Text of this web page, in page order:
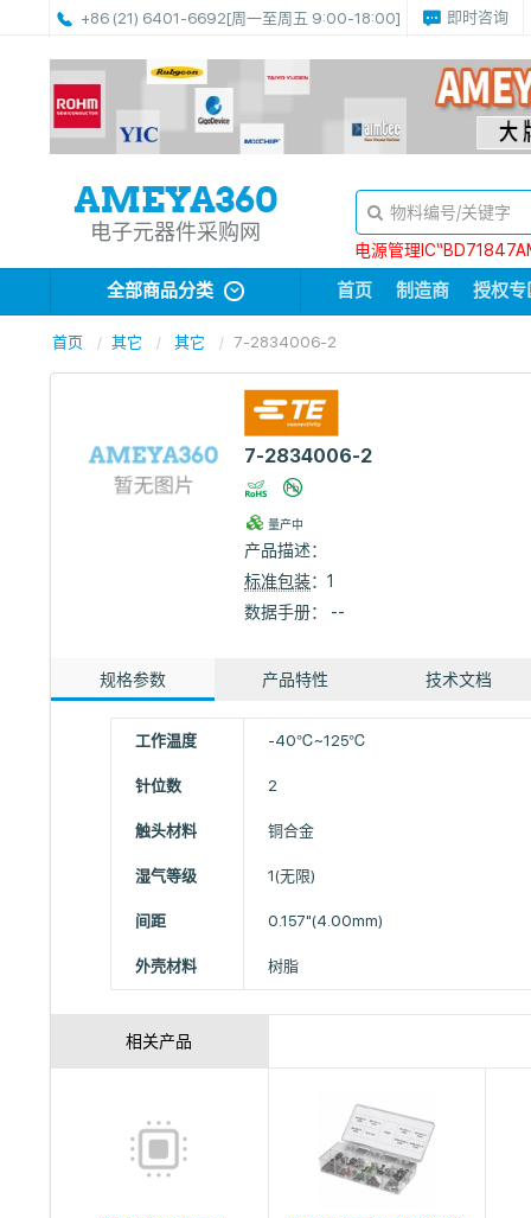
+86 (21) 6401-6692[周一至周五 9:00-18:00] 即时咨询
电子元器件采购网
电源管理
全部商品分类 首页 制造商 授权专
首页 其它 其它 7-2834006-2
7-2834006-2
量产中
产品描述：
标准包装：1
数据手册： --
规格参数 产品特性 技术文档
工作温度 -40℃~125℃
针位数 2
触头材料 铜合金
湿气等级 1(无限)
间距 0.157"(4.00mm)
外壳材料 树脂
相关产品